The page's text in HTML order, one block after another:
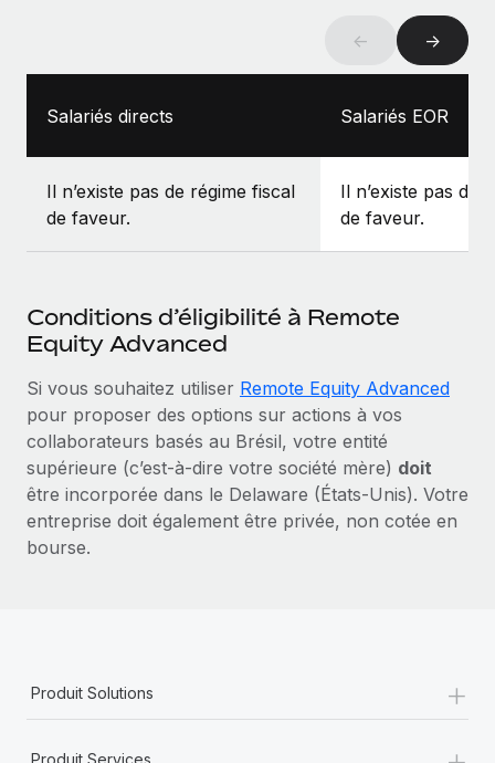
← →
Salariés directs Salariés EOR
Il n’existe pas de régime fiscal
de faveur.
Il n’existe pas de
de faveur.
Conditions d’éligibilité à Remote
Equity Advanced
Si vous souhaitez utiliser Remote Equity Advanced
pour proposer des options sur actions à vos
collaborateurs basés au Brésil, votre entité
supérieure (c’est‑à‑dire votre société mère) doit
être incorporée dans le Delaware (États-Unis). Votre
entreprise doit également être privée, non cotée en
bourse.
Produit Solutions +
Produit Services